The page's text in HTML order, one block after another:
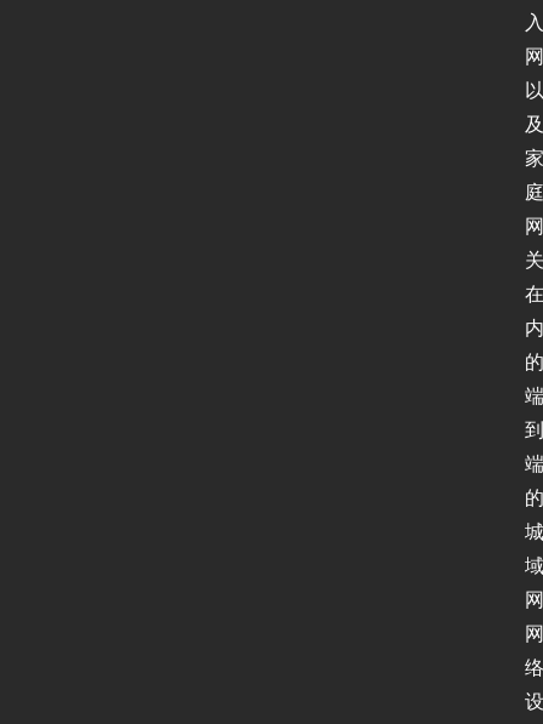
入
网
以
及
家
庭
网
关
在
内
的
端
到
端
的
城
域
网
网
络
设